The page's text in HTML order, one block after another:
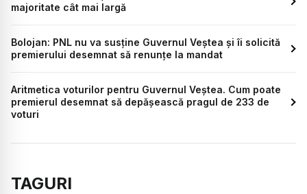
majoritate cât mai largă
Bolojan: PNL nu va susține Guvernul Veștea și îi solicită
premierului desemnat să renunțe la mandat
Aritmetica voturilor pentru Guvernul Veștea. Cum poate
premierul desemnat să depășească pragul de 233 de
voturi
TAGURI